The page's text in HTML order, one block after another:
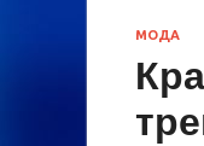
МОДА